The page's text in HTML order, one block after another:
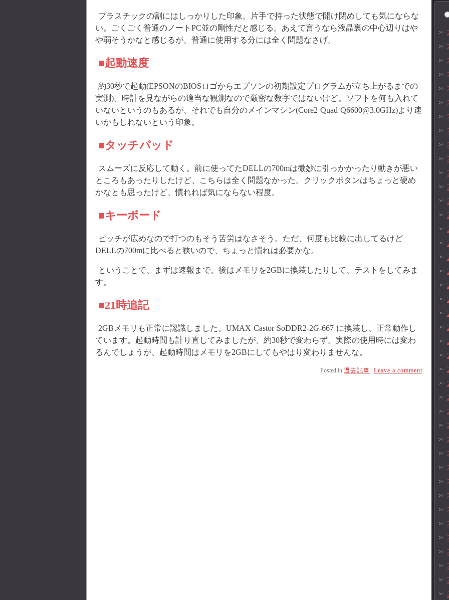
プラスチックの割にはしっかりした印象。片手で持った状態で開け閉めしても気にならな
い。ごくごく普通のノートPC並の剛性だと感じる。あえて言うなら液晶裏の中心辺りはや
や弱そうかなと感じるが、普通に使用する分には全く問題なさげ。
■起動速度
約30秒で起動(EPSONのBIOSロゴからエプソンの初期設定プログラムが立ち上がるまでの
実測)。時計を見ながらの適当な観測なので厳密な数字ではないけど。ソフトを何も入れて
いないというのもあるが、それでも自分のメインマシン(Core2 Quad Q6600@3.0GHz)より速
いかもしれないという印象。
■タッチパッド
スムーズに反応して動く。前に使ってたDELLの700mは微妙に引っかかったり動きが悪い
ところもあったりしたけど、こちらは全く問題なかった。クリックボタンはちょっと硬め
かなとも思ったけど、慣れれば気にならない程度。
■キーボード
ピッチが広めなので打つのもそう苦労はなさそう。ただ、何度も比較に出してるけど
DELLの700mに比べると狭いので、ちょっと慣れは必要かな。
ということで、まずは速報まで。後はメモリを2GBに換装したりして、テストをしてみま
す。
■21時追記
2GBメモリも正常に認識しました。UMAX Castor SoDDR2-2G-667 に換装し、正常動作し
ています。起動時間も計り直してみましたが、約30秒で変わらず。実際の使用時には変わ
るんでしょうが、起動時間はメモリを2GBにしてもやはり変わりませんな。
Posted in 過去記事 Leave a comment